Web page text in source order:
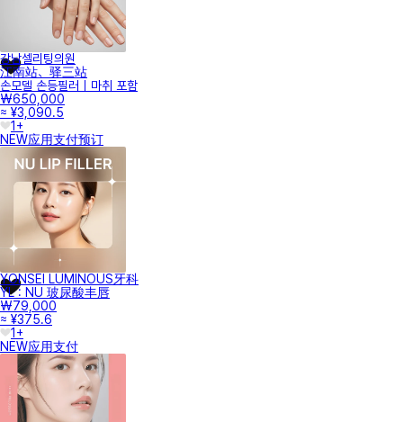
강남셀리팅의원
江南站、驿三站
손모델 손등필러｜마취 포함
₩650,000
≈ ¥3,090.5
1+
NEW应用支付预订
YONSEI LUMINOUS牙科
YL : NU 玻尿酸丰唇
₩79,000
≈ ¥375.6
1+
NEW应用支付